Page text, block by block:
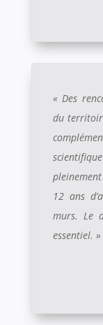
« Des
du
12 ans
murs. Le
essentiel. »